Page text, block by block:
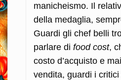
manicheismo. Il
della medaglia,
Guardi gli chef belli
parlare di food cost,
costo d’acquisto e
vendita, guardi i